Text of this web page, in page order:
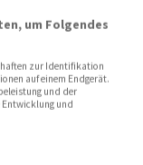
um Folgendes
zur Identifikation
auf einem Endgerät.
und der
Entwicklung und